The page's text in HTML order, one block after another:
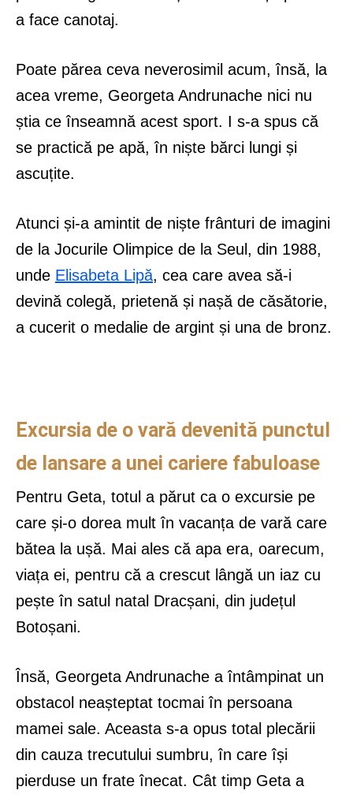
a face canotaj.
Poate părea ceva neverosimil acum, însă, la
acea vreme, Georgeta Andrunache nici nu
știa ce înseamnă acest sport. I s-a spus că
se practică pe apă, în niște bărci lungi și
ascuțite.
Atunci și-a amintit de niște frânturi de imagini
de la Jocurile Olimpice de la Seul, din 1988,
unde Elisabeta Lipă, cea care avea să-i
devină colegă, prietenă și nașă de căsătorie,
a cucerit o medalie de argint și una de bronz.
Excursia de o vară devenită punctul
de lansare a unei cariere fabuloase
Pentru Geta, totul a părut ca o excursie pe
care și-o dorea mult în vacanța de vară care
bătea la ușă. Mai ales că apa era, oarecum,
viața ei, pentru că a crescut lângă un iaz cu
pește în satul natal Dracșani, din județul
Botoșani.
Însă, Georgeta Andrunache a întâmpinat un
obstacol neașteptat tocmai în persoana
mamei sale. Aceasta s-a opus total plecării
din cauza trecutului sumbru, în care își
pierduse un frate înecat. Cât timp Geta a